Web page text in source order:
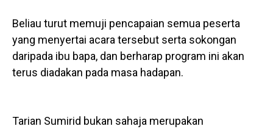
Beliau turut memuji pencapaian semua peserta
yang menyertai acara tersebut serta sokongan
daripada ibu bapa, dan berharap program ini akan
terus diadakan pada masa hadapan.
Tarian Sumirid bukan sahaja merupakan